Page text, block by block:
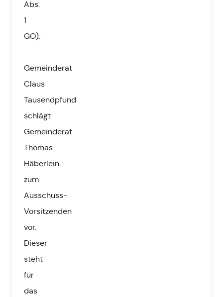
Abs.
1
GO).
Gemeinderat
Claus
Tausendpfund
schlägt
Gemeinderat
Thomas
Häberlein
zum
Ausschuss-
Vorsitzenden
vor.
Dieser
steht
für
das